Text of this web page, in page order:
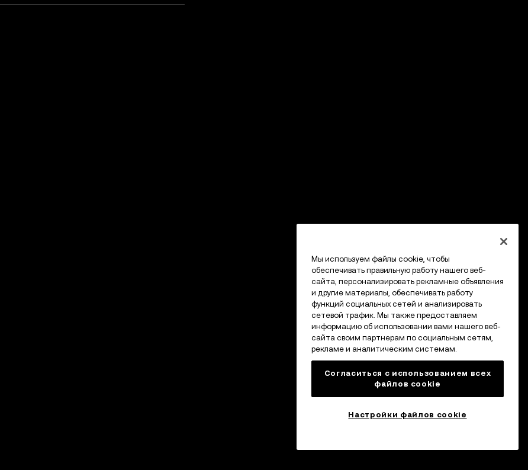
Мы используем файлы cookie, чтобы
обеспечивать правильную работу нашего веб-
сайта, персонализировать рекламные объявления
и другие материалы, обеспечивать работу
функций социальных сетей и анализировать
сетевой трафик. Мы также предоставляем
информацию об использовании вами нашего веб-
сайта своим партнерам по социальным сетям,
рекламе и аналитическим системам.
Согласиться с использованием всех
файлов cookie
Настройки файлов cookie